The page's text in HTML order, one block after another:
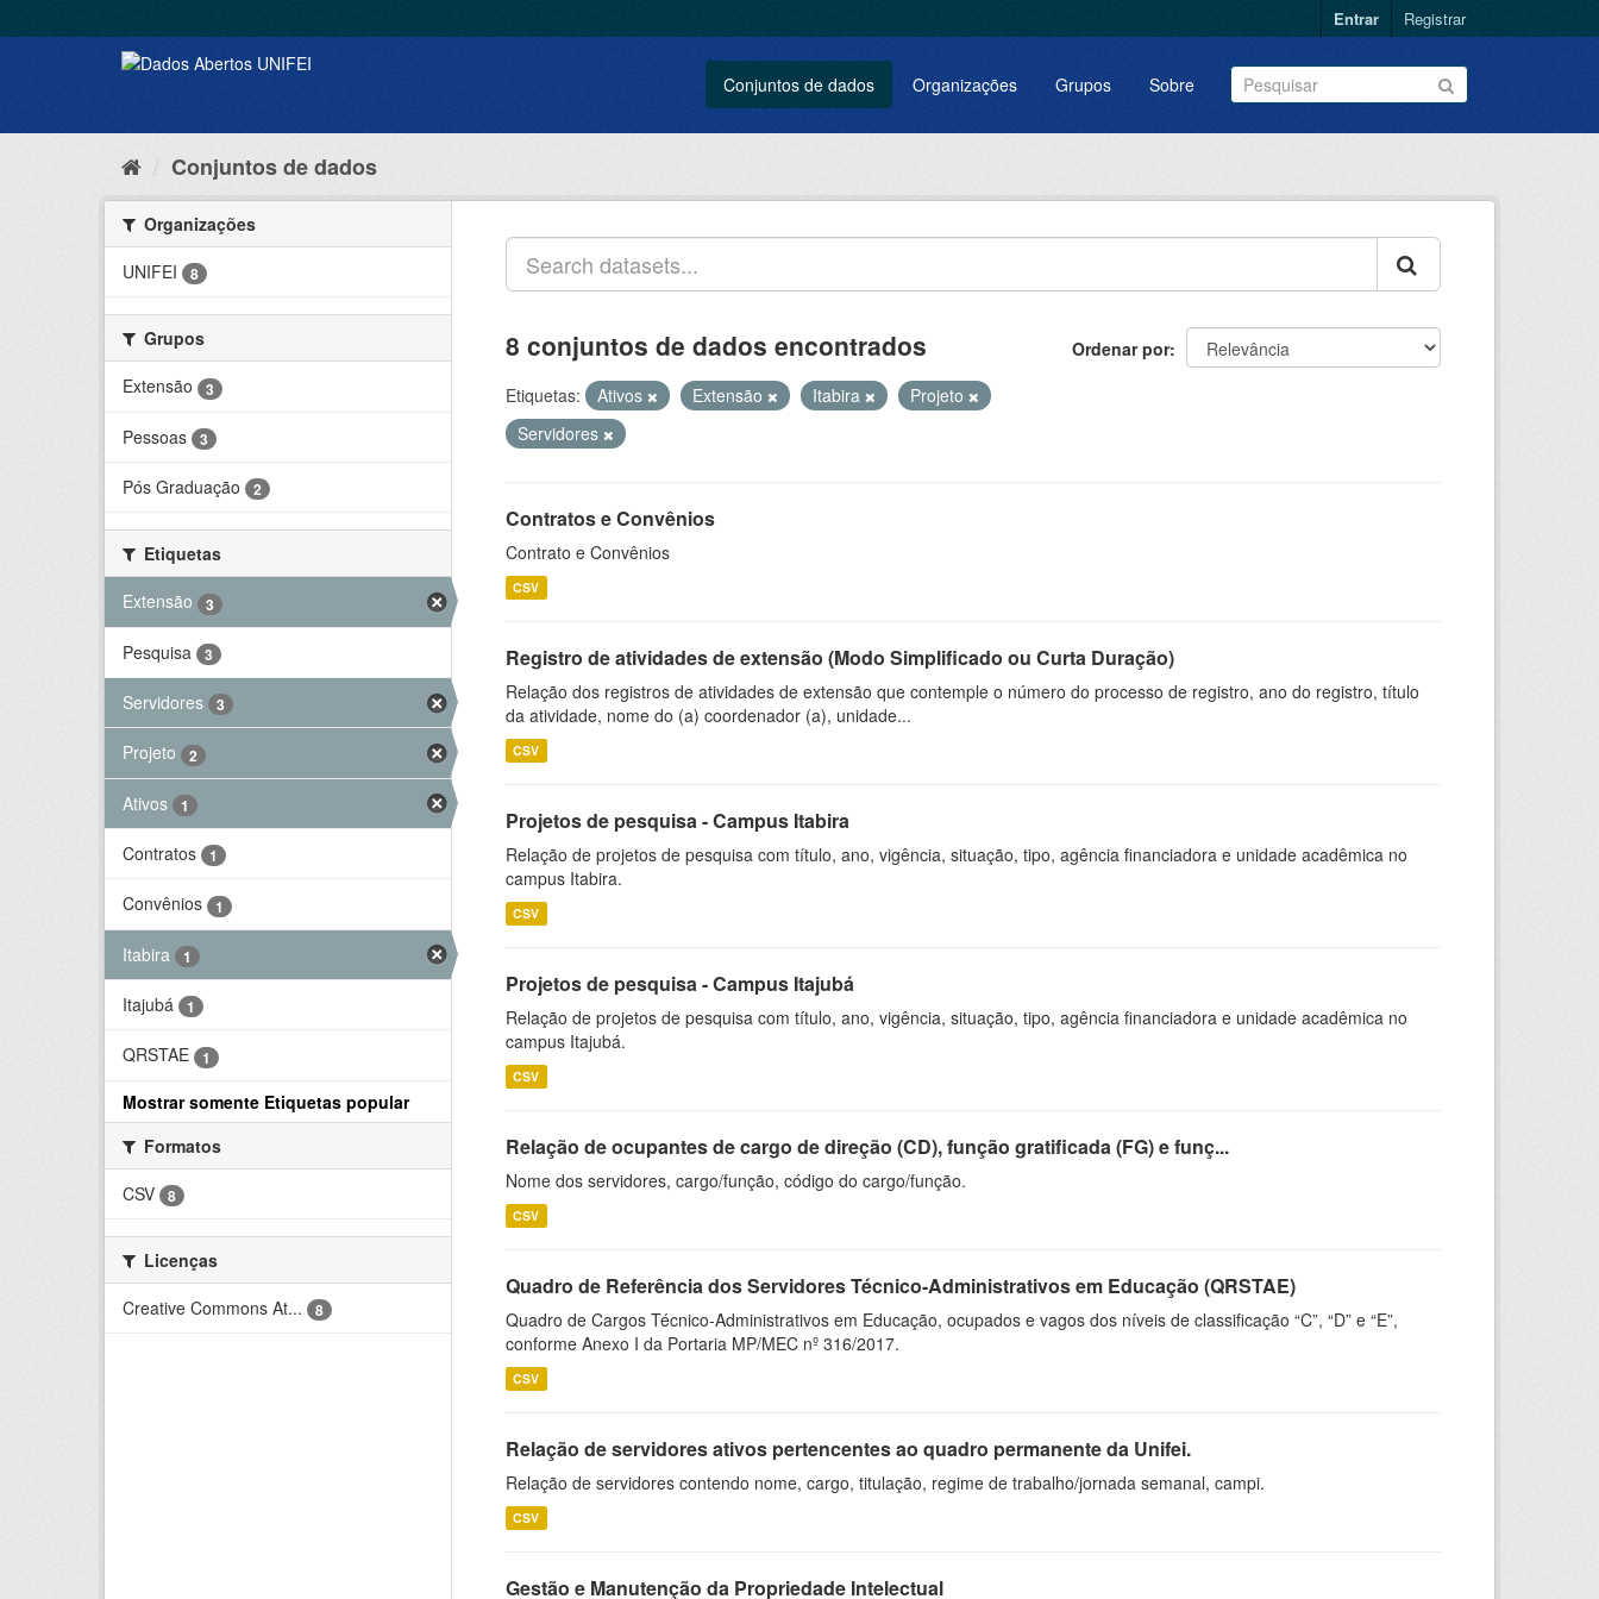
Entrar Registrar
Conjuntos de dados Organizações Grupos Sobre
Conjuntos de dados
Organizações
UNIFEI
8
Grupos
Extensão
3
Pessoas 3
Pós Graduação 2
Etiquetas
Extensão
3
Pesquisa 3
Servidores 3
Projeto 2
Ativos 1
Contratos 1
Convênios 1
Itabira 1
Itajubá 1
QRSTAE 1
Mostrar somente Etiquetas popular
Formatos
CSV
8
Licenças
Creative Commons At...
8
Ordenar por
8 conjuntos de dados encontrados
Etiquetas: Ativos Extensão Itabira
Projeto
Servidores
Contratos e Convênios
Contrato e Convênios
CSV
Registro de atividades de extensão (Modo Simplificado ou Curta Duração)
Relação dos registros de atividades de extensão que contemple o número do processo de registro, ano do registro, título
da atividade, nome do (a) coordenador (a), unidade...
CSV
Projetos de pesquisa - Campus Itabira
Relação de projetos de pesquisa com título, ano, vigência, situação, tipo, agência financiadora e unidade acadêmica no
campus Itabira.
CSV
Projetos de pesquisa - Campus Itajubá
Relação de projetos de pesquisa com título, ano, vigência, situação, tipo, agência financiadora e unidade acadêmica no
campus Itajubá.
CSV
Relação de ocupantes de cargo de direção (CD), função gratificada (FG) e funç...
Nome dos servidores, cargo/função, código do cargo/função.
CSV
Quadro de Referência dos Servidores Técnico-Administrativos em Educação (QRSTAE)
Quadro de Cargos Técnico-Administrativos em Educação, ocupados e vagos dos níveis de classificação “C”, “D” e “E”,
conforme Anexo I da Portaria MP/MEC nº 316/2017.
CSV
Relação de servidores ativos pertencentes ao quadro permanente da Unifei.
Relação de servidores contendo nome, cargo, titulação, regime de trabalho/jornada semanal, campi.
CSV
Gestão e Manutenção da Propriedade Intelectual